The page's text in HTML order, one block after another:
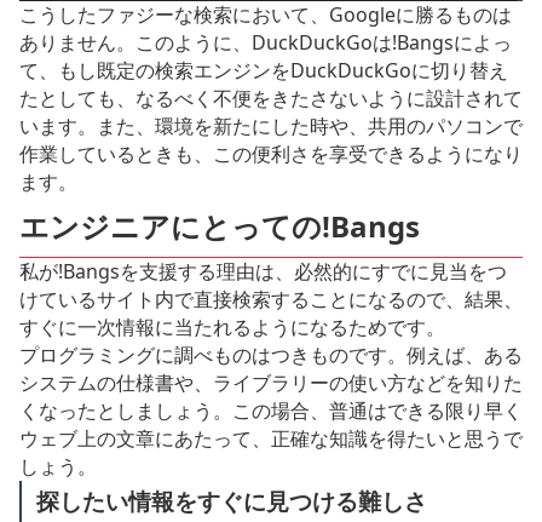
こうしたファジーな検索において、Googleに勝るものは
ありません。このように、DuckDuckGoは!Bangsによっ
て、もし既定の検索エンジンをDuckDuckGoに切り替え
たとしても、なるべく不便をきたさないように設計されて
います。また、環境を新たにした時や、共用のパソコンで
作業しているときも、この便利さを享受できるようになり
ます。
エンジニアにとっての!Bangs
私が!Bangsを支援する理由は、必然的にすでに見当をつ
けているサイト内で直接検索することになるので、結果、
すぐに一次情報に当たれるようになるためです。
プログラミングに調べものはつきものです。例えば、ある
システムの仕様書や、ライブラリーの使い方などを知りた
くなったとしましょう。この場合、普通はできる限り早く
ウェブ上の文章にあたって、正確な知識を得たいと思うで
しょう。
探したい情報をすぐに見つける難しさ